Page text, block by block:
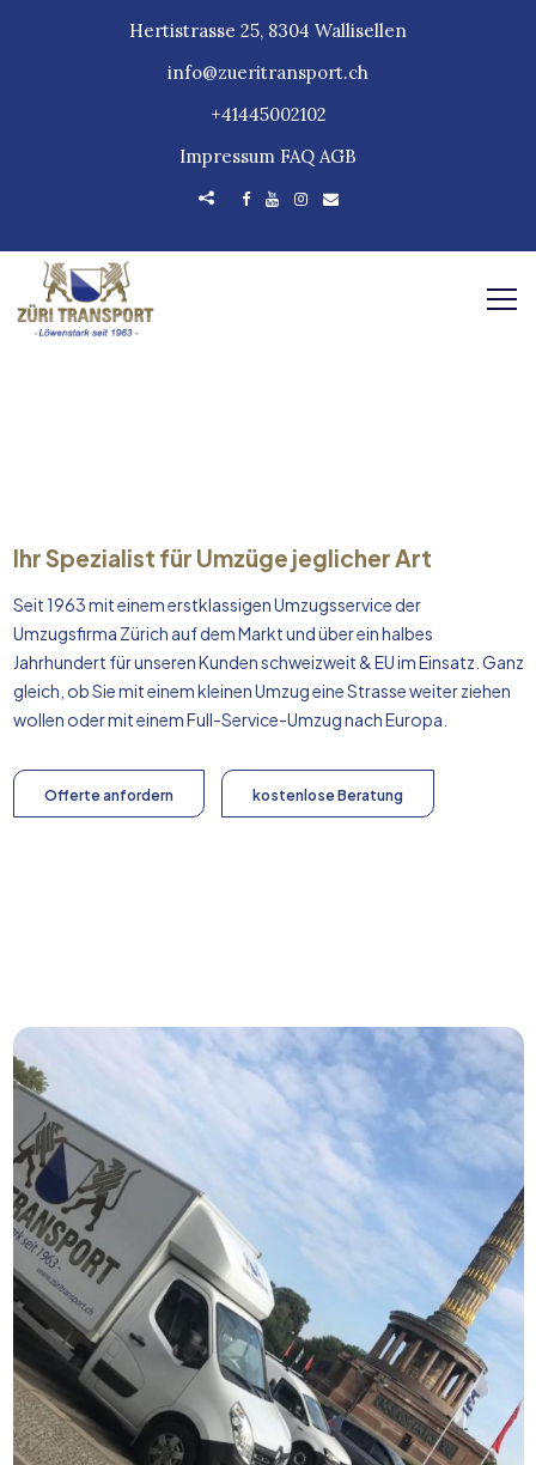
Hertistrasse 25, 8304 Wallisellen
info@zueritransport.ch
+41445002102
Impressum FAQ AGB
Ihr Spezialist für Umzüge jeglicher Art
Seit 1963 mit einem erstklassigen Umzugsservice der
Umzugsfirma Zürich auf dem Markt und über ein halbes
Jahrhundert für unseren Kunden schweizweit & EU im Einsatz. Ganz
gleich, ob Sie mit einem kleinen Umzug eine Strasse weiter ziehen
wollen oder mit einem Full-Service-Umzug nachEuropa
Offerte anfordern kostenlose Beratung